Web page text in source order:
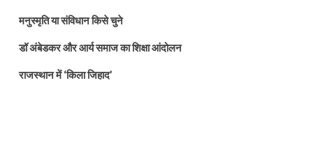
मनुस्मृति या संविधान किसे चुने
डॉ अंबेडकर और आर्य समाज का शिक्षा आंदोलन
राजस्थान में ‘किला जिहाद’